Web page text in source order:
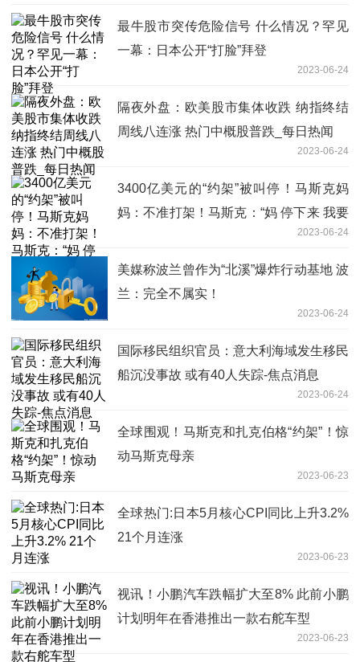
最牛股市突传危险信号 什么情况？罕见
一幕：日本公开“打脸”拜登
2023-06-24
隔夜外盘：欧美股市集体收跌 纳指终结
周线八连涨 热门中概股普跌_每日热闻
2023-06-24
3400亿美元的“约架”被叫停！马斯克妈
妈：不准打架！马斯克：“妈 停下来 我要
2023-06-24
美媒称波兰曾作为“北溪”爆炸行动基地 波
兰：完全不属实！
2023-06-24
国际移民组织官员：意大利海域发生移民
船沉没事故 或有40人失踪-焦点消息
2023-06-24
全球围观！马斯克和扎克伯格“约架”！惊
动马斯克母亲
2023-06-23
全球热门:日本5月核心CPI同比上升3.2%
21个月连涨
2023-06-23
视讯！小鹏汽车跌幅扩大至8% 此前小鹏
计划明年在香港推出一款右舵车型
2023-06-23